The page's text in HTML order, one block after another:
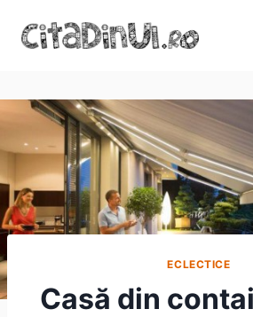
ECLECTICE
Casă din